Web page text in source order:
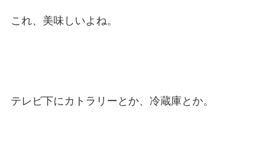
これ、美味しいよね。
テレビ下にカトラリーとか、冷蔵庫とか。